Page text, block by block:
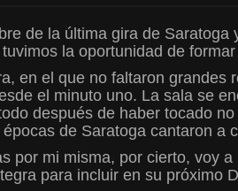
de la última gira de
la oportunidad de
en el que no faltaron grandes
el minuto uno. La sala se
después de haber tocado
de Saratoga cantaron a
por mi misma, por cierto, voy
para incluir en su próximo